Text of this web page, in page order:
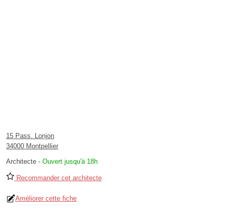
15 Pass. Lonjon
34000 Montpellier
Architecte - Ouvert jusqu'à 18h
Recommander cet architecte
Améliorer cette fiche